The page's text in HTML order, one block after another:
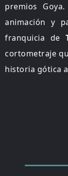
premios
animación y
franquicia de
cortometraje
historia gótica